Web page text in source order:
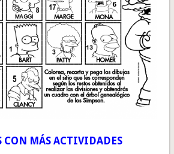
CON MÁS ACTIVIDADES